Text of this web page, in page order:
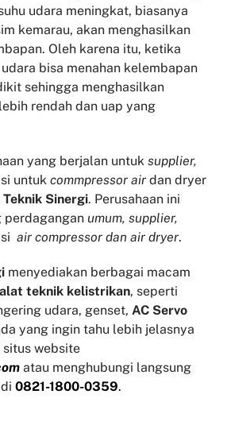
udara meningkat, biasanya
kemarau, akan menghasilkan
Oleh karena itu, ketika
bisa menahan kelembapan
sehingga menghasilkan
rendah dan uap yang
yang berjalan untuksupplier,
untukcommpressor air dan dryer
Teknik Sinergi. Perusahaan ini
perdaganganumum, supplier,
air compressor dan air dryer.
menyediakan berbagai macam
teknik kelistrikan, seperti
udara, genset,AC Servo
yang ingin tahu lebih jelasnya
website
atau menghubungi langsung
di0821-1800-0359.